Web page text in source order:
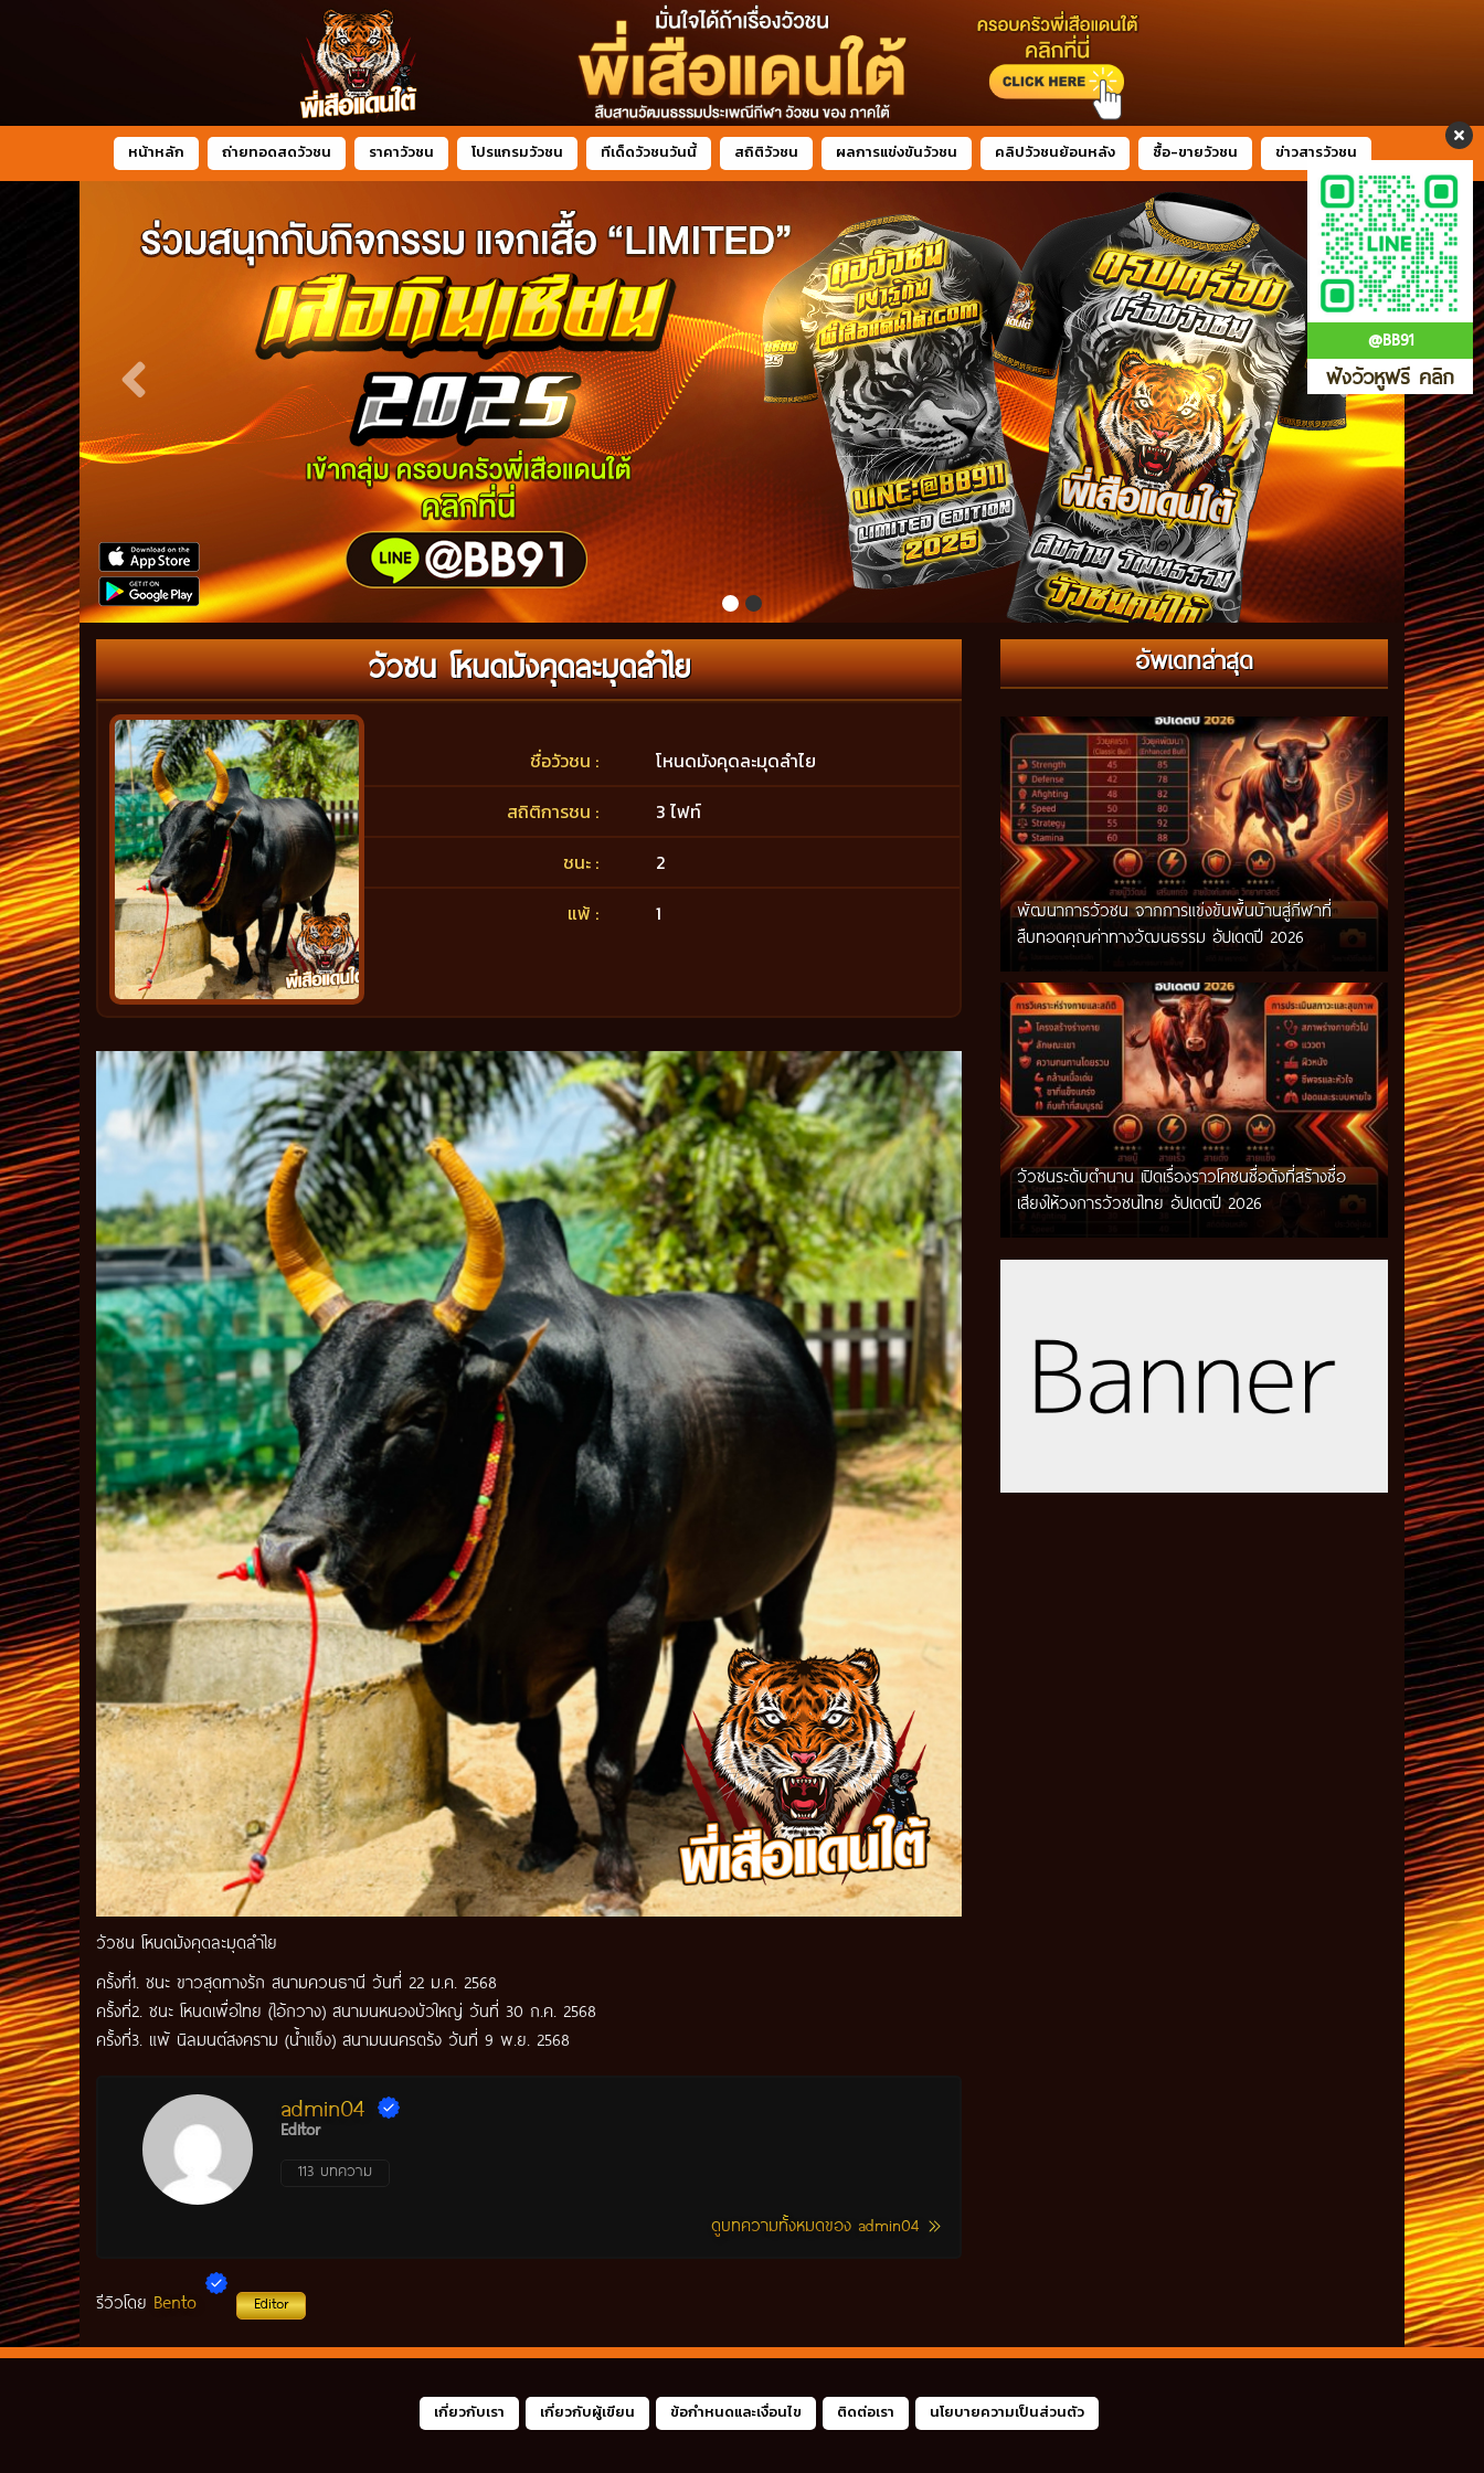
@BB91
ฟังวัวหูฟรี คลิก
หน้าหลัก ถ่ายทอดสดวัวชน ราคาวัวชน โปรแกรมวัวชน ทีเด็ดวัวชนวันนี้ สถิติวัวชน ผลการแข่งขันวัวชน คลิปวัวชนย้อนหลัง ซื้อ-ขายวัวชน ข่าวสารวัวชน
วัวชน โหนดมังคุดละมุดลําไย
ชื่อวัวชน :
โหนดมังคุดละมุดลําไย
สถิติการชน :
3 ไฟท์
ชนะ :
2
แพ้ :
1
วัวชน โหนดมังคุดละมุดลําไย
ครั้งที่1. ชนะ ขาวสุดทางรัก สนามควนธานี วันที่ 22 ม.ค. 2568
ครั้งที่2. ชนะ โหนดเพื่อไทย (ไอ้กวาง) สนามนหนองบัวใหญ่ วันที่ 30 ก.ค. 2568
ครั้งที่3. แพ้ นิลมนต์สงคราม (น้ำแข็ง) สนามนนครตรัง วันที่ 9 พ.ย. 2568
admin04
Editor
113 บทความ
ดูบทความทั้งหมดของ admin04
รีวิวโดย Bento Editor
อัพเดทล่าสุด
กติกาวัวชนสมัยก่อน วิถีการแข่งขันดั้งเดิมที่สืบทอด
ผ่านภูมิปัญญาท้องถิ่น อัปเดตปี 2026
พัฒนาการวัวชน จากการแข่งขันพื้นบ้านสู่กีฬาที่
สืบทอดคุณค่าทางวัฒนธรรม อัปเดตปี 2026
วัวชนระดับตำนาน เปิดเรื่องราวโคชนชื่อดังที่สร้างชื่อ
เสียงให้วงการวัวชนไทย อัปเดตปี 2026
เกี่ยวกับเรา เกี่ยวกับผู้เขียน ข้อกำหนดและเงื่อนไข ติดต่อเรา นโยบายความเป็นส่วนตัว